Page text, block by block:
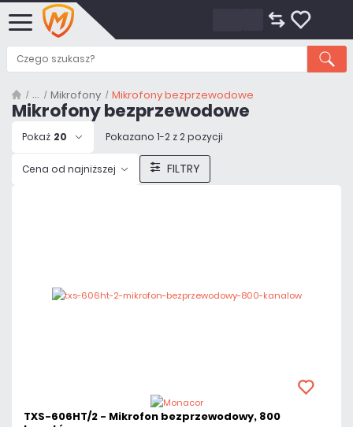
Mikrofony Mikrofony bezprzewodowe
Mikrofony bezprzewodowe
Pokaż 20 Pokazano 1-2 z 2 pozycji
Cena od najniższej FILTRY
TXS-606HT/2 - Mikrofon bezprzewodowy, 800